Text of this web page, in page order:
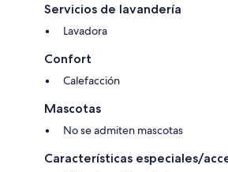
Servicios de lavandería
Lavadora
Confort
Calefacción
Mascotas
No se admiten mascotas
Características especiales/